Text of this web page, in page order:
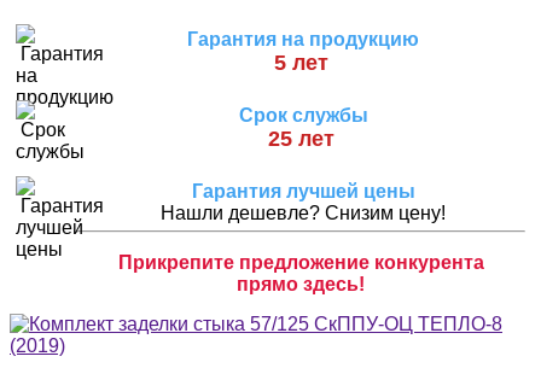
Гарантия на продукцию
5 лет
Срок службы
25 лет
Гарантия лучшей цены
Нашли дешевле? Снизим цену!
Прикрепите предложение конкурента
прямо здесь!